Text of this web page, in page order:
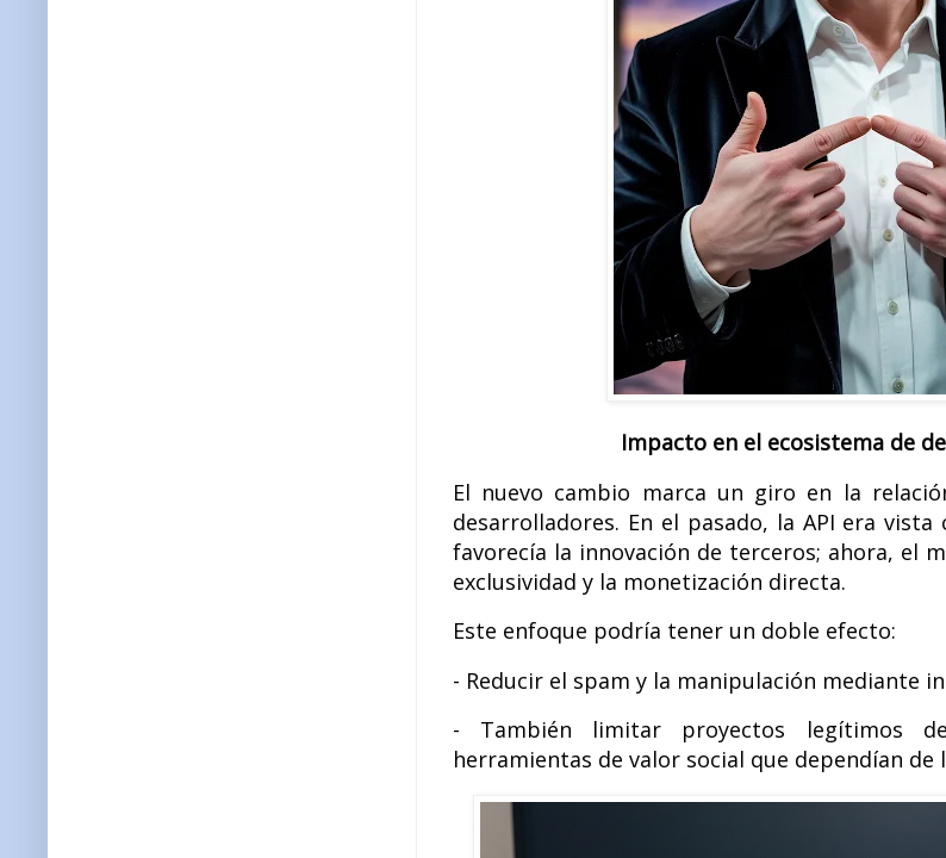
Impacto en el ecosistema de
El nuevo cambio marca un giro en la
desarrolladores. En el pasado, la API era
favorecía la innovación de terceros; ahora, el
exclusividad y la monetización directa.
Este enfoque podría tener un doble efecto:
- Reducir el spam y la manipulación mediante
- También limitar proyectos legítimos
herramientas de valor social que dependían de